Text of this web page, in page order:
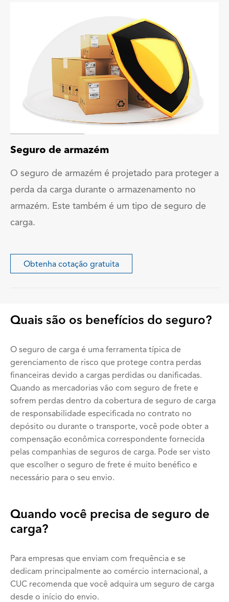
Seguro de armazém
O seguro de armazém é projetado para proteger a
perda da carga durante o armazenamento no
armazém. Este também é um tipo de seguro de
carga.
Obtenha cotação gratuita
Quais são os benefícios do seguro?
O seguro de carga é uma ferramenta típica de
gerenciamento de risco que protege contra perdas
financeiras devido a cargas perdidas ou danificadas.
Quando as mercadorias vão com seguro de frete e
sofrem perdas dentro da cobertura de seguro de carga
de responsabilidade especificada no contrato no
depósito ou durante o transporte, você pode obter a
compensação econômica correspondente fornecida
pelas companhias de seguros de carga. Pode ser visto
que escolher o seguro de frete é muito benéfico e
necessário para o seu envio.
Quando você precisa de seguro de
carga?
Para empresas que enviam com frequência e se
dedicam principalmente ao comércio internacional, a
CUC recomenda que você adquira um seguro de carga
desde o início do envio.